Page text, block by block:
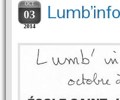
OCT
03
2014